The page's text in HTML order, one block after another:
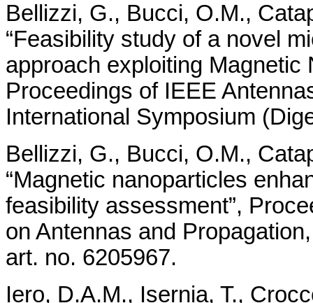
Bellizzi, G., Bucci, O.M.,
“Feasibility study of a novel
approach exploiting Magnetic
Proceedings of IEEE
International Symposium
Bellizzi, G., Bucci, O.M.,
“Magnetic nanoparticles
feasibility assessment”,
on Antennas and
art. no. 6205967.
Iero, D.A.M., Isernia, T.,